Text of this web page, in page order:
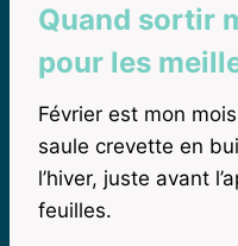
Quand sortir
pour les
Février est mon
saule crevette en
l’hiver, juste avant
feuilles.